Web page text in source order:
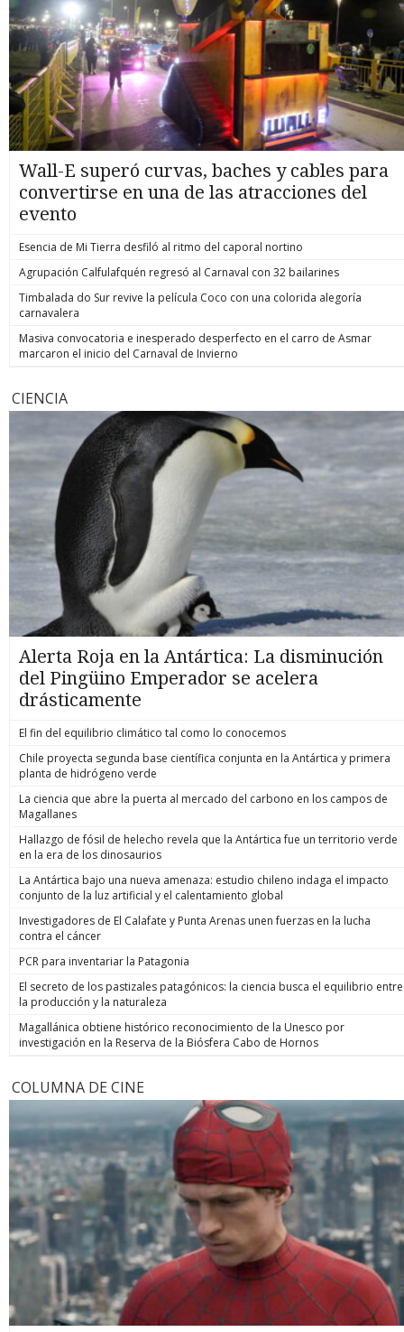
Wall-E superó curvas, baches y cables para
convertirse en una de las atracciones del
evento
Esencia de Mi Tierra desfiló al ritmo del caporal nortino
Agrupación Calfulafquén regresó al Carnaval con 32 bailarines
Timbalada do Sur revive la película Coco con una colorida alegoría
carnavalera
Masiva convocatoria e inesperado desperfecto en el carro de Asmar
marcaron el inicio del Carnaval de Invierno
CIENCIA
Alerta Roja en la Antártica: La disminución
del Pingüino Emperador se acelera
drásticamente
El fin del equilibrio climático tal como lo conocemos
Chile proyecta segunda base científica conjunta en la Antártica y primera
planta de hidrógeno verde
La ciencia que abre la puerta al mercado del carbono en los campos de
Magallanes
Hallazgo de fósil de helecho revela que la Antártica fue un territorio verde
en la era de los dinosaurios
La Antártica bajo una nueva amenaza: estudio chileno indaga el impacto
conjunto de la luz artificial y el calentamiento global
Investigadores de El Calafate y Punta Arenas unen fuerzas en la lucha
contra el cáncer
PCR para inventariar la Patagonia
El secreto de los pastizales patagónicos: la ciencia busca el equilibrio entre
la producción y la naturaleza
Magallánica obtiene histórico reconocimiento de la Unesco por
investigación en la Reserva de la Biósfera Cabo de Hornos
COLUMNA DE CINE